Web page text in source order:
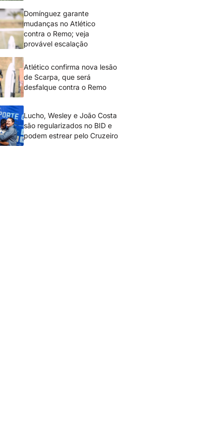
Domínguez garante
mudanças no Atlético
contra o Remo; veja
provável escalação
Atlético confirma nova lesão
de Scarpa, que será
desfalque contra o Remo
Lucho, Wesley e João Costa
são regularizados no BID e
podem estrear pelo Cruzeiro